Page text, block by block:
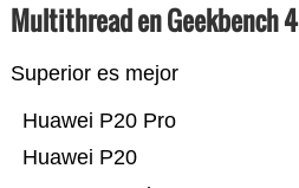
Multithread en Geekbench 4
Superior es mejor
Huawei P20
Huawei P20 Pro